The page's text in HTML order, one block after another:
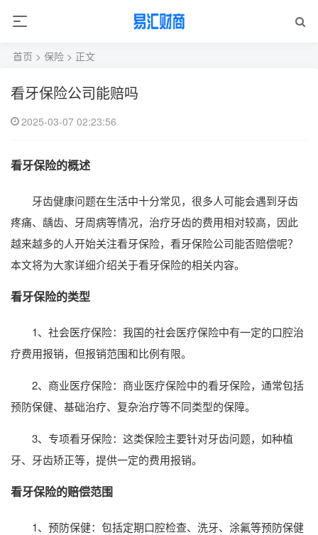
首页 > 保险 > 正文
看牙保险公司能赔吗
2025-03-07 02:23:56
看牙保险的概述
牙齿健康问题在生活中十分常见，很多人可能会遇到牙齿
疼痛、龋齿、牙周病等情况，治疗牙齿的费用相对较高，因此
越来越多的人开始关注看牙保险，看牙保险公司能否赔偿呢？
本文将为大家详细介绍关于看牙保险的相关内容。
看牙保险的类型
1、社会医疗保险：我国的社会医疗保险中有一定的口腔治
疗费用报销，但报销范围和比例有限。
2、商业医疗保险：商业医疗保险中的看牙保险，通常包括
预防保健、基础治疗、复杂治疗等不同类型的保障。
3、专项看牙保险：这类保险主要针对牙齿问题，如种植
牙、牙齿矫正等，提供一定的费用报销。
看牙保险的赔偿范围
1、预防保健：包括定期口腔检查、洗牙、涂氟等预防保健